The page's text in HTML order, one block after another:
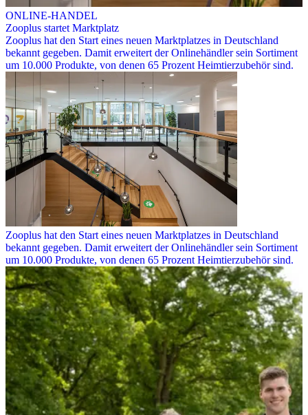
ONLINE-HANDEL
Zooplus startet Marktplatz
Zooplus hat den Start eines neuen Marktplatzes in Deutschland
bekannt gegeben. Damit erweitert der Onlinehändler sein Sortiment
um 10.000 Produkte, von denen 65 Prozent Heimtierzubehör sind.
Zooplus hat den Start eines neuen Marktplatzes in Deutschland
bekannt gegeben. Damit erweitert der Onlinehändler sein Sortiment
um 10.000 Produkte, von denen 65 Prozent Heimtierzubehör sind.